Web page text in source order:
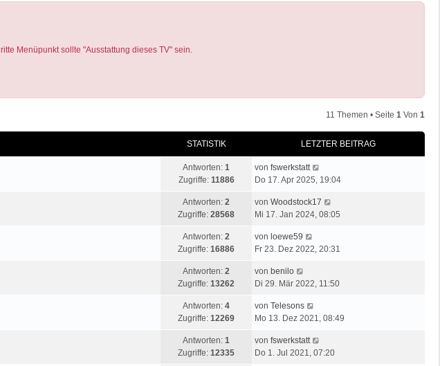
Menüpunkt sollte "Ausstattung dieses TV" sein.
11 Themen • Seite 1 Von 1
STATISTIK LETZTER BEITRAG
Antworten: 1
Zugriffe: 11886
von fswerkstatt
Do 17. Apr 2025, 19:04
Antworten: 2
Zugriffe: 28568
von Woodstock17
Mi 17. Jan 2024, 08:05
Antworten: 2
Zugriffe: 16886
von loewe59
Fr 23. Dez 2022, 20:31
Antworten: 2
Zugriffe: 13262
von benilo
Di 29. Mär 2022, 11:50
Antworten: 4
Zugriffe: 12269
von Telesons
Mo 13. Dez 2021, 08:49
Antworten: 1
Zugriffe: 12335
von fswerkstatt
Do 1. Jul 2021, 07:20